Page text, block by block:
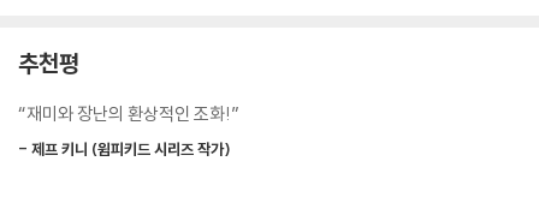
난장판 장난 소동!
웃음 속에 숨어 있는 두 소년의 우정과 성장 이야기를 함께 만나보세요!
-2권
추천평
“재미와 장난의 환상적인 조화!”
- 제프 키니 (윔피키드 시리즈 작가)